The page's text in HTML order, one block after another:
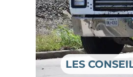
LES